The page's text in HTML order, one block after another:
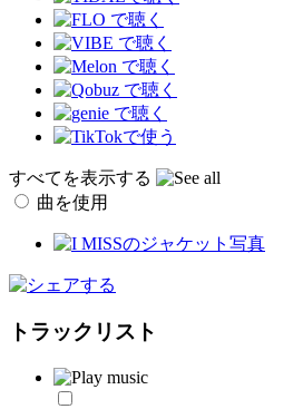
すべてを表示する
曲を使用
トラックリスト